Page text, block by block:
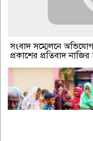
সংবাদ সম্মেলনে
প্রকাশের প্রতিবাদ নাজির